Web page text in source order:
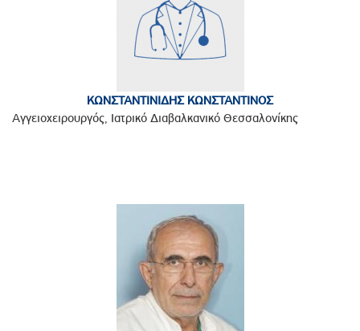
ΚΩΝΣΤΑΝΤΙΝΙΔΗΣ ΚΩΝΣΤΑΝΤΙΝΟΣ
Αγγειοχειρουργός, Ιατρικό Διαβαλκανικό Θεσσαλονίκης